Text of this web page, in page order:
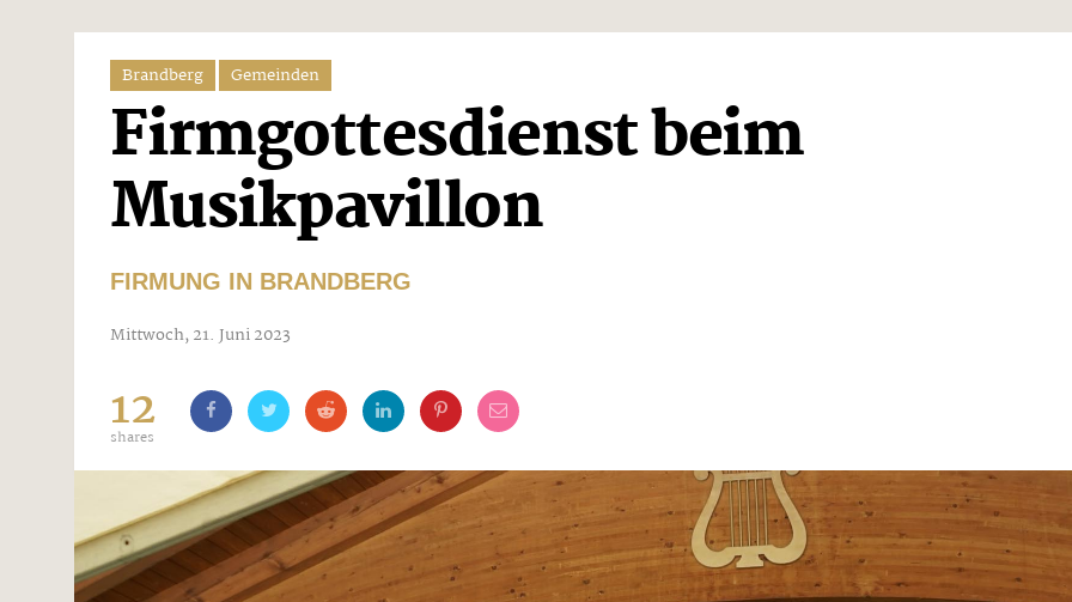
Brandberg Gemeinden
Firmgottesdienst beim
Musikpavillon
FIRMUNG IN BRANDBERG
Mittwoch, 21. Juni 2023
12
shares